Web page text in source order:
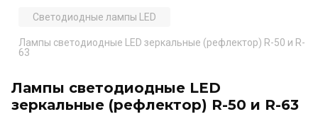
Светодиодные лампы LED
Лампы светодиодные LED зеркальные (рефлектор) R-50 и R-
63
Лампы светодиодные LED
зеркальные (рефлектор) R-50 и R-63